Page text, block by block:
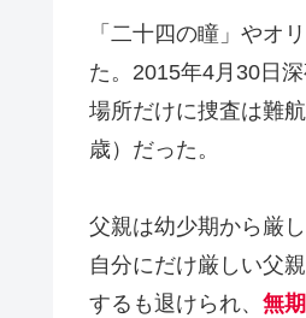
「二十四の瞳」やオ
た。2015年4月30日
場所だけに捜査は難
歳）だった。
父親は幼少期から厳
自分にだけ厳しい父
するも退けられ、 無